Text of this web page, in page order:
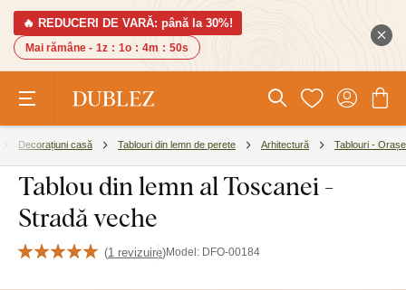
🔥 REDUCERI DE VARĂ: până la 30%!
Mai rămâne - 1z : 1o : 4m : 49s
Decorațiuni casă Tablouri din lemn de perete Arhitectură Tablouri - Orașe
Tablou din lemn al Toscanei -
Stradă veche
(1 revizuire)Model: DFO-00184